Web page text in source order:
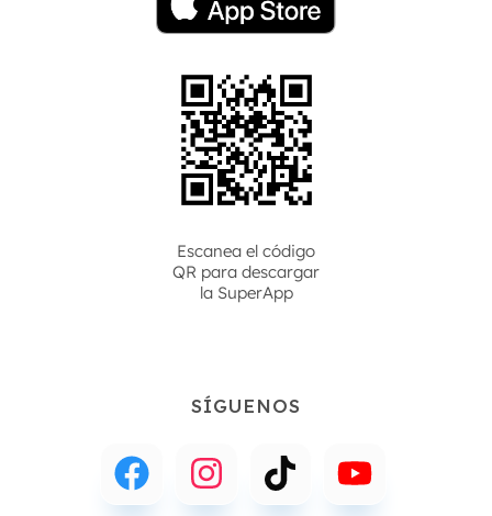
Escanea el código
QR para descargar
la SuperApp
SÍGUENOS